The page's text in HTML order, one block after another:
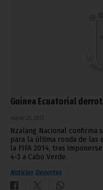
Guinea Ecuatorial
marzo 25, 2013
Nzalang Nacional confirma
para la última ronda de las
la FIFA 2014, tras
4-3 a Cabo Verde.
Noticias Deportes